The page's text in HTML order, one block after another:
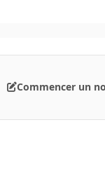
Commencer un